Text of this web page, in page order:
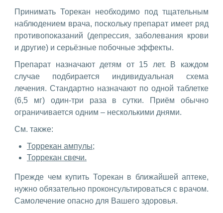
Принимать Торекан необходимо под тщательным
наблюдением врача, поскольку препарат имеет ряд
противопоказаний (депрессия, заболевания крови
и другие) и серьёзные побочные эффекты.
Препарат назначают детям от 15 лет. В каждом
случае подбирается индивидуальная схема
лечения. Стандартно назначают по одной таблетке
(6,5 мг) один-три раза в сутки. Приём обычно
ограничивается одним – несколькими днями.
См. также:
Торрекан ампулы;
Торрекан свечи.
Прежде чем купить Торекан в ближайшей аптеке,
нужно обязательно проконсультироваться с врачом.
Самолечение опасно для Вашего здоровья.